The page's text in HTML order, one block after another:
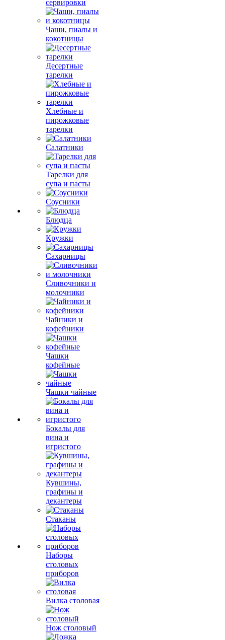
сервировки
Чаши, пиалы и
кокотницы
Десертные
тарелки
Хлебные и
пирожковые
тарелки
Салатники
Тарелки для
супа и пасты
Соусники
Блюдца
Кружки
Сахарницы
Сливочники и
молочники
Чайники и
кофейники
Чашки
кофейные
Чашки чайные
Бокалы для
вина и
игристого
Кувшины,
графины и
декантеры
Стаканы
Наборы
столовых
приборов
Вилка столовая
Нож столовый